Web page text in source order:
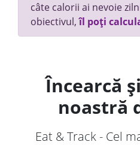
câte calorii ai nevoie
obiectivul,îl poți
Încearcă
noastră
Eat & Track - Cel